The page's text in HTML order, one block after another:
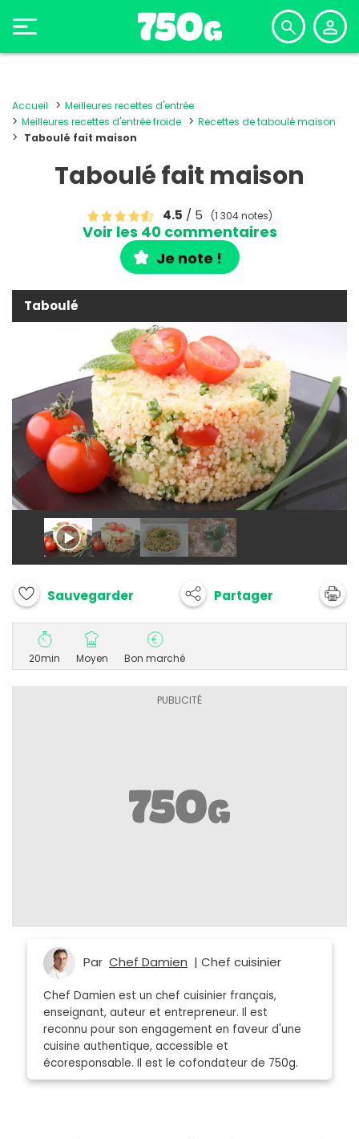
Accueil
Meilleures recettes d'entrée
Meilleures recettes d'entrée froide
Recettes de taboulé maison
Taboulé fait maison
Taboulé fait maison
4.5 / 5 (1 304 notes)
Voir les 40 commentaires
Je note !
Taboulé
Sauvegarder Partager
20min Moyen Bon marché
Par Chef Damien | Chef cuisinier
Chef Damien est un chef cuisinier français,
enseignant, auteur et entrepreneur. Il est
reconnu pour son engagement en faveur d'une
cuisine authentique, accessible et
écoresponsable. Il est le cofondateur de 750g.